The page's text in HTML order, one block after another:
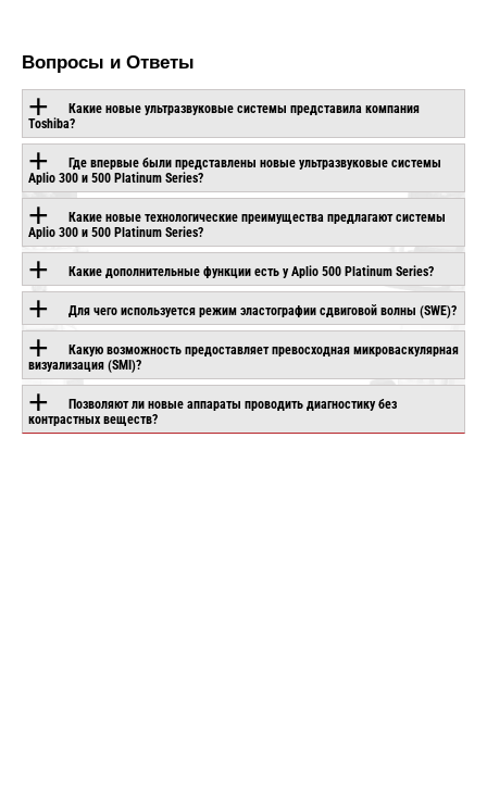
Вопросы и Ответы
Какие новые ультразвуковые системы представила компания
Toshiba?
Где впервые были представлены новые ультразвуковые системы
Aplio 300 и 500 Platinum Series?
Какие новые технологические преимущества предлагают системы
Aplio 300 и 500 Platinum Series?
Какие дополнительные функции есть у Aplio 500 Platinum Series?
Для чего используется режим эластографии сдвиговой волны (SWE)?
Какую возможность предоставляет превосходная микроваскулярная
визуализация (SMI)?
Позволяют ли новые аппараты проводить диагностику без
контрастных веществ?
ОБОРУДОВАНИЕ С
ЭТОЙ
ТЕХНОЛОГИЕЙ
AIR
CANON APLIO
BEYOND
CHISON SONOGO
90